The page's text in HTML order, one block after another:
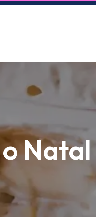
Natal